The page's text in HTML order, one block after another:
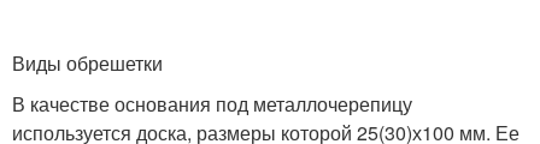
Виды обрешетки
В качестве основания под металлочерепицу
используется доска, размеры которой 25(30)х100 мм. Ее